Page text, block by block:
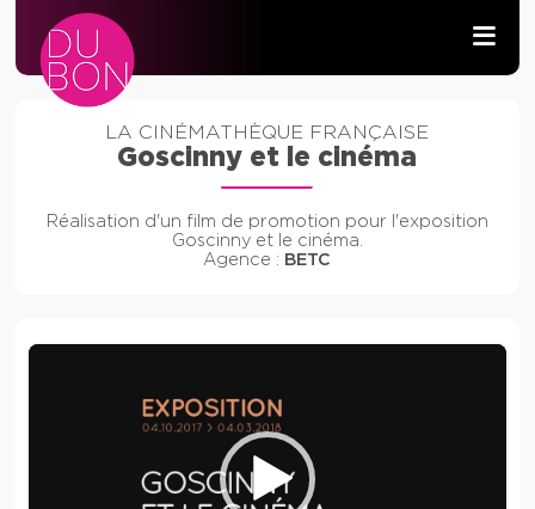
WIFI & RÉSEAU
DÉVELOPPEMENT
LA CINÉMATHÈQUE FRANÇAISE
Goscinny et le cinéma
Réalisation d'un film de promotion pour l'exposition
Goscinny et le cinéma.
Agence : BETC